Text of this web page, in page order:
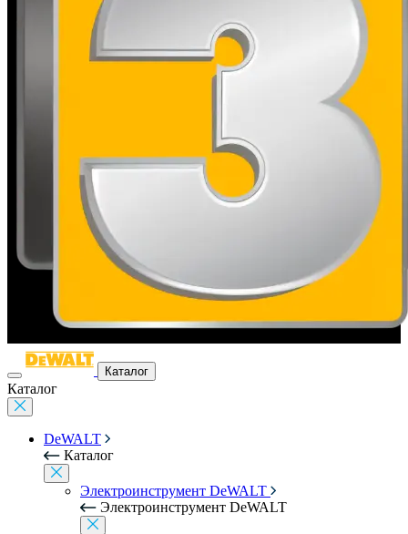
Каталог
Каталог
DeWALT
Каталог
Электроинструмент DeWALT
Электроинструмент DeWALT